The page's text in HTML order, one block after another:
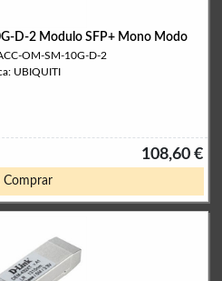
D-2 Modulo SFP+ Mono Modo
OM-SM-10G-D-2
UBIQUITI
108,60 €
Comprar